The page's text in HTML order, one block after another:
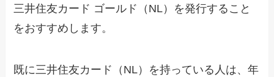
三井住友カード ゴールド（NL）を発行すること
をおすすめします。
既に三井住友カード（NL）を持っている人は、年